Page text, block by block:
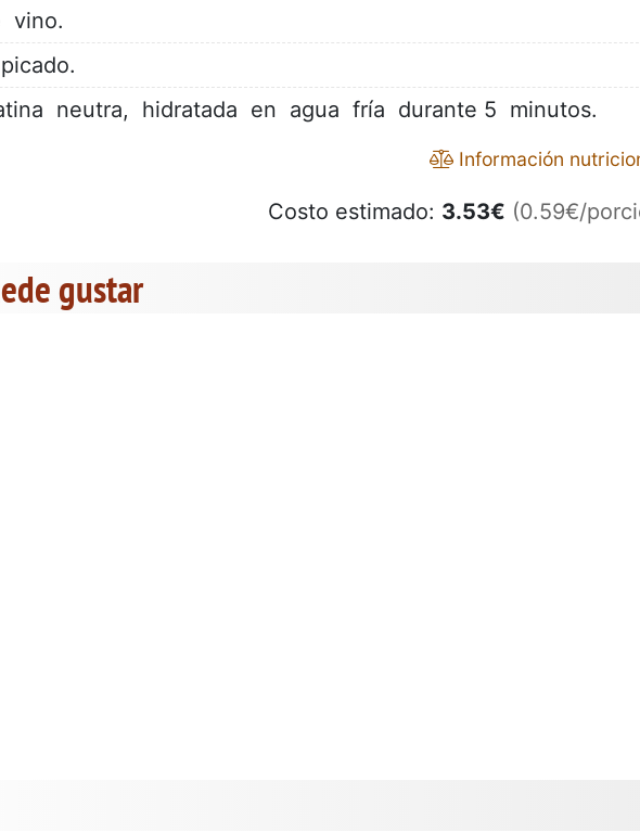
vino.
neutra, hidratada en agua fría durante 5 minutos.
Información
Costo estimado: 3.53€ (0.59€/
gustar